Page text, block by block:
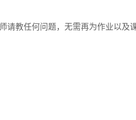
请教任何问题，无需再为作业以及